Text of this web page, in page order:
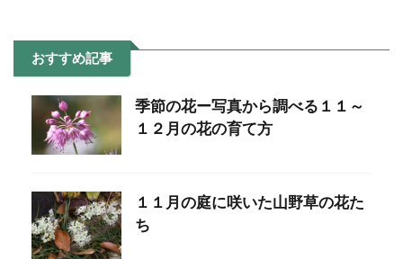
おすすめ記事
季節の花ー写真から調べる１１～
１２月の花の育て方
１１月の庭に咲いた山野草の花た
ち